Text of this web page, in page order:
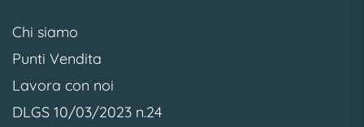
Chi siamo
Punti Vendita
Lavora con noi
DLGS 10/03/2023 n.24